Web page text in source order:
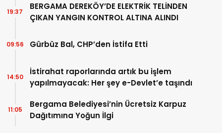
BERGAMA DEREKÖY’DE ELEKTRİK TELİNDEN
ÇIKAN YANGIN KONTROL ALTINA ALINDI
19:37
Gürbüz Bal, CHP’den İstifa Etti
09:56
İstirahat raporlarında artık bu işlem
yapılmayacak: Her şey e-Devlet’e taşındı
14:50
Bergama Belediyesi’nin Ücretsiz Karpuz
Dağıtımına Yoğun İlgi
11:05